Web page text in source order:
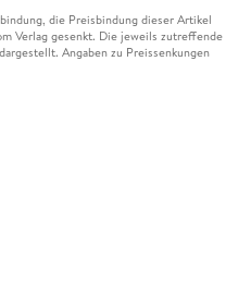
die Preisbindung dieser Artikel
Verlag gesenkt. Die jeweils zutreffende
Angaben zu Preissenkungen